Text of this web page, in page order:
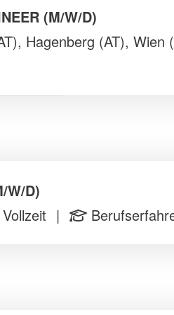
(M/W/D)
Hagenberg (AT), Wien
W/D)
|